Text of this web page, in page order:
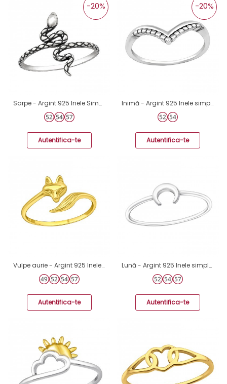
Sarpe - Argint 925 Inele Simple A4S40617
-20%
Autentifica-te
Inimă - Argint 925 Inele simple A4S35680
-20%
Autentifica-te
Vulpe aurie - Argint 925 Inele Simple A4S46647
Autentifica-te
Lună - Argint 925 Inele simple A4S37391
Autentifica-te